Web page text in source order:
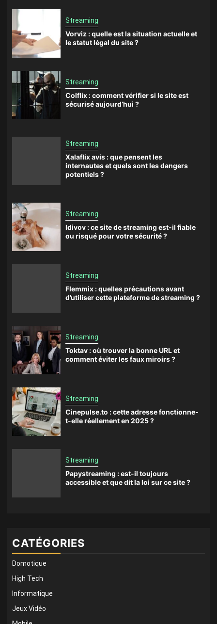
Streaming
Vorviz : quelle est la situation actuelle et
le statut légal du site ?
Streaming
Colflix : comment vérifier si le site est
sécurisé aujourd’hui ?
Streaming
Xalaflix avis : que pensent les
internautes et quels sont les dangers
potentiels ?
Streaming
Idivov : ce site de streaming est-il fiable
ou risqué pour votre sécurité ?
Streaming
Flemmix : quelles précautions avant
d’utiliser cette plateforme de streaming ?
Streaming
Toktav : où trouver la bonne URL et
comment éviter les faux miroirs ?
Streaming
Cinepulse.to : cette adresse fonctionne-
t-elle réellement en 2025 ?
Streaming
Papystreaming : est-il toujours
accessible et que dit la loi sur ce site ?
CATÉGORIES
Domotique
High Tech
Informatique
Jeux Vidéo